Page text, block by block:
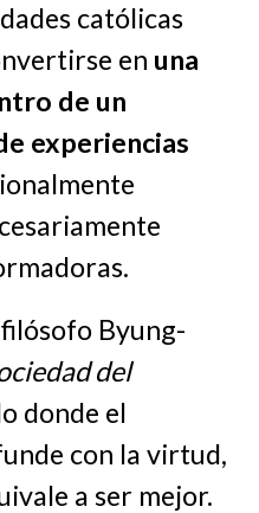
católicas
en una
de un
experiencias
Byung-
del
donde el
con la virtud,
a ser mejor.